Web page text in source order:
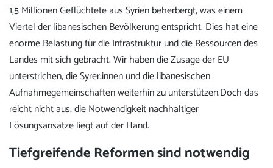
1,5 Millionen Geflüchtete aus Syrien beherbergt, was einem
Viertel der libanesischen Bevölkerung entspricht. Dies hat eine
enorme Belastung für die Infrastruktur und die Ressourcen des
Landes mit sich gebracht. Wir haben die Zusage der EU
unterstrichen, die Syrer:innen und die libanesischen
Aufnahmegemeinschaften weiterhin zu unterstützen.Doch das
reicht nicht aus, die Notwendigkeit nachhaltiger
Lösungsansätze liegt auf der Hand.
Tiefgreifende Reformen sind notwendig